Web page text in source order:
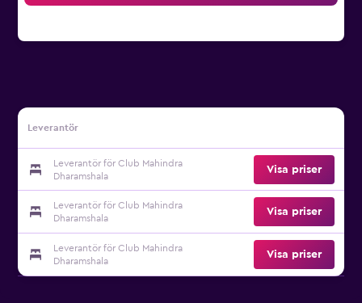
Leverantör
Leverantör för Club Mahindra
Dharamshala
Visa priser
Leverantör för Club Mahindra
Dharamshala
Visa priser
Leverantör för Club Mahindra
Dharamshala
Visa priser